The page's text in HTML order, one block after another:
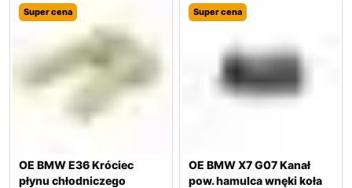
Super cena
OE BMW E36 Króciec
płynu chłodniczego
Super cena
OE BMW X7 G07 Kanał
pow. hamulca wnęki koła